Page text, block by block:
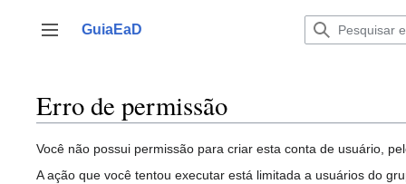
para
Alternar barra lateral
GuiaEaD
Erro de permissão
Você não possui permissão para criar esta conta de usuário,
A ação que você tentou executar está limitada a usuários do